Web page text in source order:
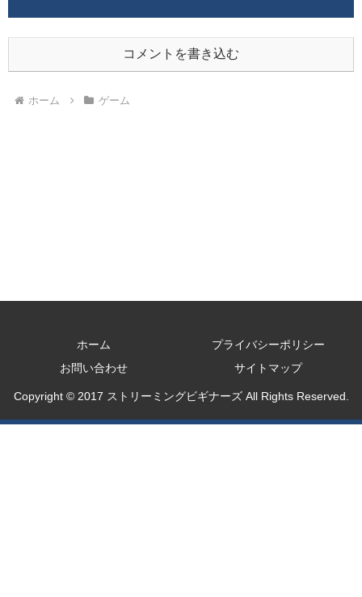
コメントを書き込む
ホーム ゲーム
ホーム
プライバシーポリシー
お問い合わせ
サイトマップ
Copyright © 2017 ストリーミングビギナーズ All Rights Reserved.